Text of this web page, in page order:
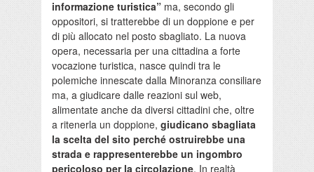
informazione turistica” ma, secondo gli
oppositori, si tratterebbe di un doppione e per
di più allocato nel posto sbagliato. La nuova
opera, necessaria per una cittadina a forte
vocazione turistica, nasce quindi tra le
polemiche innescate dalla Minoranza consiliare
ma, a giudicare dalle reazioni sul web,
alimentate anche da diversi cittadini che, oltre
a ritenerla un doppione, giudicano sbagliata
la scelta del sito perché ostruirebbe una
strada e rappresenterebbe un ingombro
pericoloso per la circolazione. In realtà